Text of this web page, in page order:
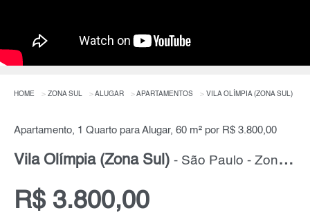
HOME ZONA SUL ALUGAR APARTAMENTOS VILA OLÍMPIA (ZONA SUL)
Apartamento, 1 Quarto para Alugar, 60 m² por R$ 3.800,00
Vila Olímpia (Zona Sul) - São Paulo - Zona Sul
R$ 3.800,00